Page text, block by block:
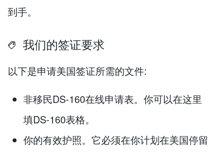
到手。
我们的签证要求
以下是申请美国签证所需的文件:
非移民DS-160在线申请表。你可以在这里
填DS-160表格。
你的有效护照。它必须在你计划在美国停留